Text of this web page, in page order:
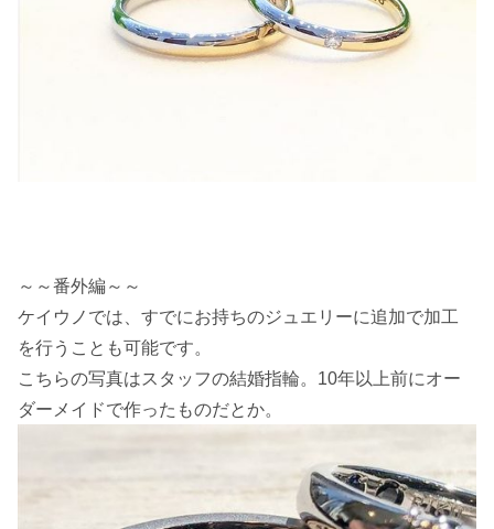
～～番外編～～
ケイウノでは、すでにお持ちのジュエリーに追加で加工
を行うことも可能です。
こちらの写真はスタッフの結婚指輪。10年以上前にオー
ダーメイドで作ったものだとか。